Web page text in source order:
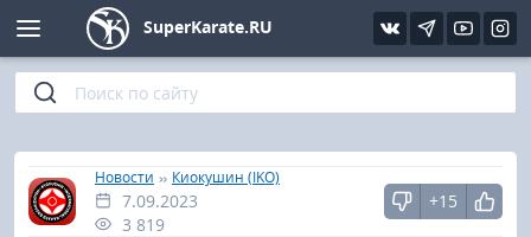
SuperKarate.RU
Главная
»
Новости » Киокушин (IKO)
7.09.2023
3 819
+15
Киокушинкай
Кёкусин (IFK)
Шинкиокушинкай
Фото
Видео
Интервью
Статьи
Уроки каратэ
Файлы
Библиотека